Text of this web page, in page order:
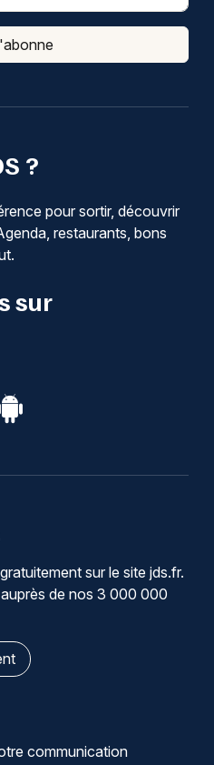
?
pour sortir, découvrir
restaurants, bons
sur
sur le site jds.fr.
de nos 3 000 000
communication